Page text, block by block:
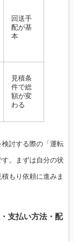
回送手
配が基
本
見積条
件で総
額が変
わる
討する際の「運転
。まずは自分の状
もり依頼に進みま
支払い方法・配